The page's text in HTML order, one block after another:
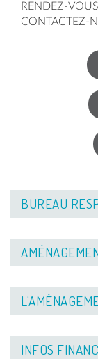
RENDEZ-
CONTACTEZ-
BUREAU
INFOS